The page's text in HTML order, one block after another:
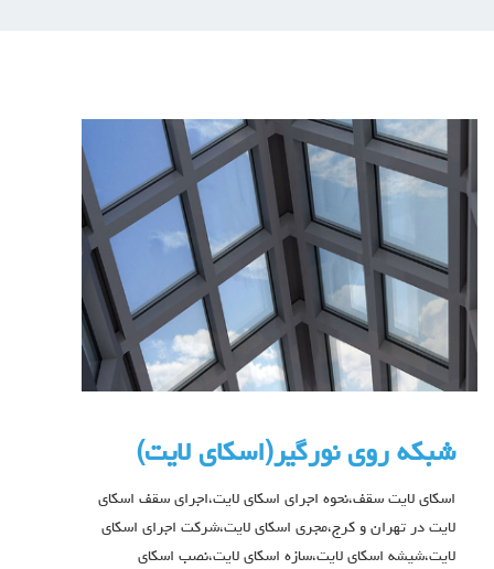
شبکه روی نورگیر(اسکای لایت)
اسکای لایت سقف،نحوه اجرای اسکای لایت،اجرای سقف اسکای
لایت در تهران و کرج،مجری اسکای لایت،شرکت اجرای اسکای
لایت،شیشه اسکای لایت،سازه اسکای لایت،نصب اسکای